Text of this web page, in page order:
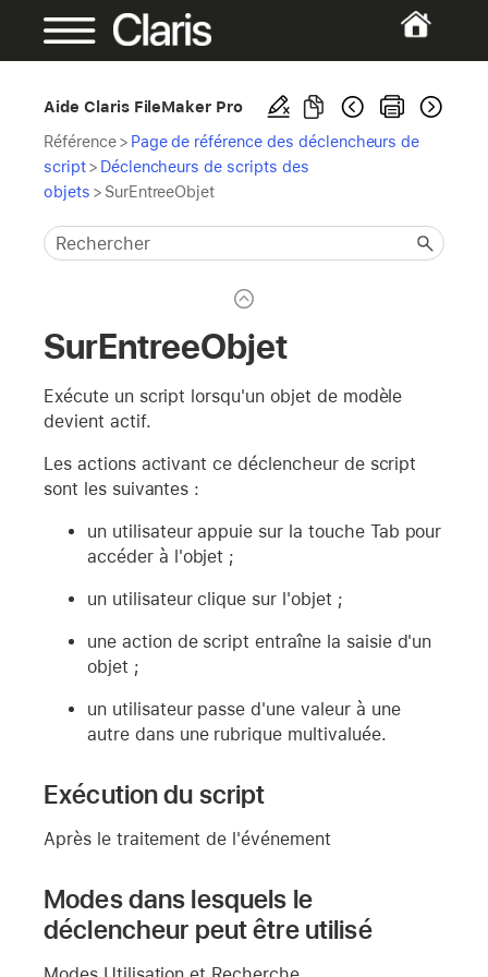
Aide Claris FileMaker Pro
Référence> Page de référence des déclencheurs de
script> Déclencheurs de scripts des
objets > SurEntreeObjet
SurEntreeObjet
Exécute un script lorsqu'un objet de modèle
devient actif.
Les actions activant ce déclencheur de script
sont les suivantes :
un utilisateur appuie sur la touche Tab pour
accéder à l'objet ;
un utilisateur clique sur l'objet ;
une action de script entraîne la saisie d'un
objet ;
un utilisateur passe d'une valeur à une
autre dans une rubrique multivaluée.
Exécution du script
Après le traitement de l'événement
Modes dans lesquels le
déclencheur peut être utilisé